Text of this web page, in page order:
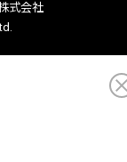
式会社